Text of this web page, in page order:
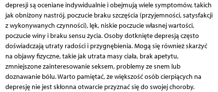
depresji są oceniane indywidualnie i obejmują wiele symptomów, takich
jak obniżony nastrój, poczucie braku szczęścia (przyjemności, satysfakcji
z wykonywanych czynności), lęk, niskie poczucie własnej wartości,
poczucie winy i braku sensu życia. Osoby dotknięte depresją często
doświadczają utraty radości i przygnębienia. Mogą się również skarżyć
na objawy fizyczne, takie jak utrata masy ciała, brak apetytu,
zmniejszone zainteresowanie seksem, problemy ze snem lub
doznawanie bólu. Warto pamiętać, że większość osób cierpiących na
depresję nie jest skłonna otwarcie przyznać się do swojej choroby.